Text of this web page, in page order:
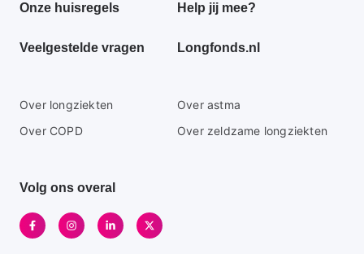
menu
Onze huisregels Help jij mee?
Veelgestelde vragen Longfonds.nl
Secundaire
footer
Over longziekten
Over astma
Over COPD
Over zeldzame longziekten
Volg ons overal